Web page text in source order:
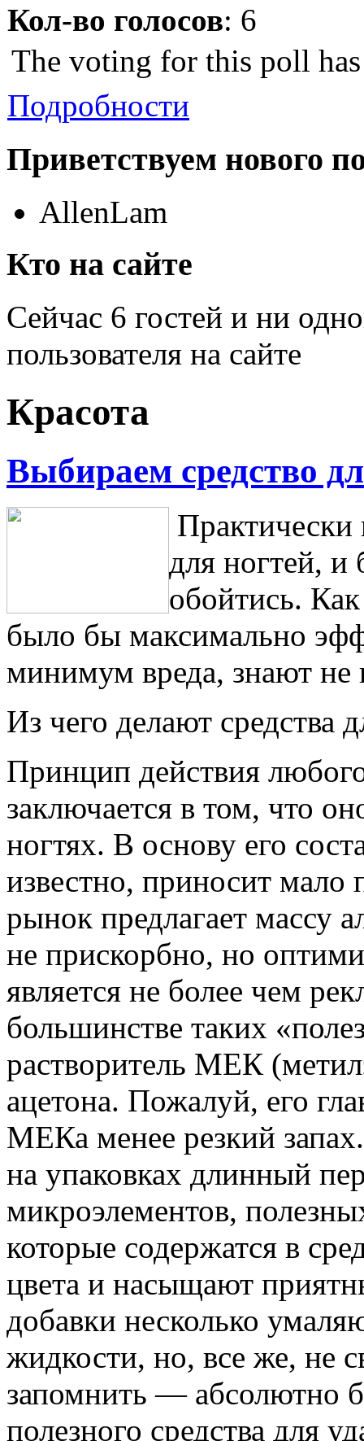
Кол-во голосов: 6
The voting for this poll
Подробности
Приветствуем нового
AllenLam
Кто на сайте
Сейчас 6 гостей и ни
пользователя на сайте
Красота
Выбираем средство
для ногтей, и
обойтись.
было бы максимально
минимум вреда, знают не
Из чего делают средства
Принцип действия
заключается в том, что
ногтях. В основу его
известно, приносит
рынок предлагает массу
не прискорбно, но
является не более чем
большинстве таких
растворитель МЕК
ацетона. Пожалуй, его
МЕКа менее резкий
на упаковках длинный
микроэлементов,
которые содержатся в
цвета и насыщают
добавки несколько
жидкости, но, все же, не
запомнить — абсолютно
полезного средства для